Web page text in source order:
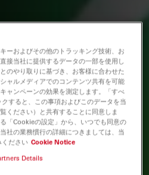
ーおよびその他のトラッキング技術、お
接当社に提供するデータの一部を使用し
のやり取りに基づき、お客様に合わせた
ャルメディアでのコンテンツ共有を可能
ャンペーンの効果を測定します。「すべ
すると、この事項およびこのデータを当
ください）と共有することに同意しま
「Cookieの設定」から、いつでも同意の
社の業務慣行の詳細につきましては、当
ださい Cookie Notice
Details